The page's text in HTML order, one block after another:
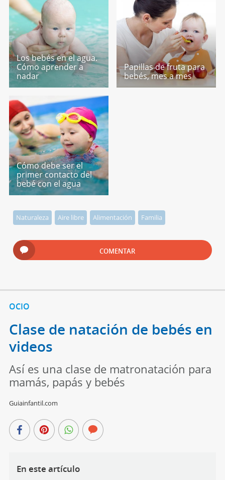
Los bebés en el agua.
Cómo aprender a
nadar
Papillas de fruta para
bebés, mes a mes
Cómo debe ser el
primer contacto del
bebé con el agua
Naturaleza Aire libre Alimentación Familia
COMENTAR
OCIO
Clase de natación de bebés en
videos
Así es una clase de matronatación para
mamás, papás y bebés
Guiainfantil.com
En este artículo